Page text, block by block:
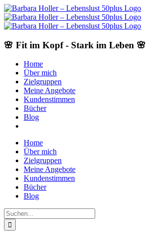
Skip
to
content
🌸 Fit im Kopf - Stark im Leben 🌸
Home
Über mich
Zielgruppen
Meine Angebote
Kundenstimmen
Bücher
Blog
Home
Über mich
Zielgruppen
Meine Angebote
Kundenstimmen
Bücher
Blog
Suche
nach: